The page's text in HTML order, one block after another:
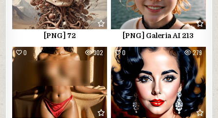
[PNG] 72 [PNG] Galeria AI 213
0 302 0 279